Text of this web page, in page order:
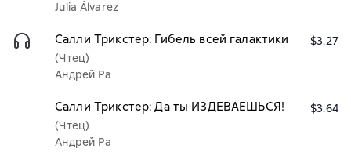
Julia Álvarez
Салли Трикстер: Гибель всей галактики
(Чтец)
Андрей Ра
$3.27
Салли Трикстер: Да ты ИЗДЕВАЕШЬСЯ!
(Чтец)
Андрей Ра
$3.64